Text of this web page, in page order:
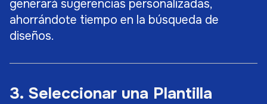
generará sugerencias personalizadas,
ahorrándote tiempo en la búsqueda de
diseños.
3. Seleccionar una Plantilla